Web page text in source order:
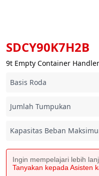
SDCY90K7H2B
9t Empty Container Handler
Basis Roda
Jumlah Tumpukan
Kapasitas Beban
Ingin mempelajari lebih
Tanyakan kepada Asisten